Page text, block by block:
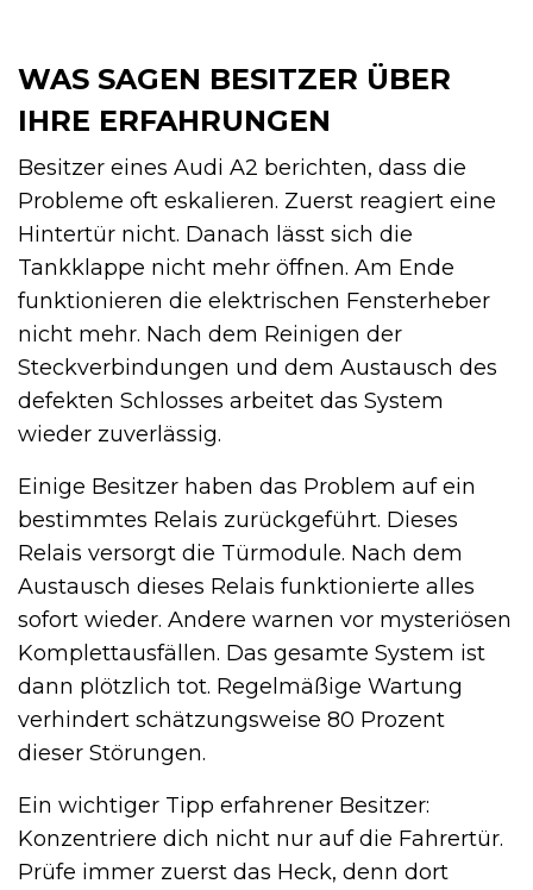
WAS SAGEN BESITZER ÜBER
IHRE ERFAHRUNGEN
Besitzer eines Audi A2 berichten, dass die
Probleme oft eskalieren. Zuerst reagiert eine
Hintertür nicht. Danach lässt sich die
Tankklappe nicht mehr öffnen. Am Ende
funktionieren die elektrischen Fensterheber
nicht mehr. Nach dem Reinigen der
Steckverbindungen und dem Austausch des
defekten Schlosses arbeitet das System
wieder zuverlässig.
Einige Besitzer haben das Problem auf ein
bestimmtes Relais zurückgeführt. Dieses
Relais versorgt die Türmodule. Nach dem
Austausch dieses Relais funktionierte alles
sofort wieder. Andere warnen vor mysteriösen
Komplettausfällen. Das gesamte System ist
dann plötzlich tot. Regelmäßige Wartung
verhindert schätzungsweise 80 Prozent
dieser Störungen.
Ein wichtiger Tipp erfahrener Besitzer:
Konzentriere dich nicht nur auf die Fahrertür.
Prüfe immer zuerst das Heck, denn dort